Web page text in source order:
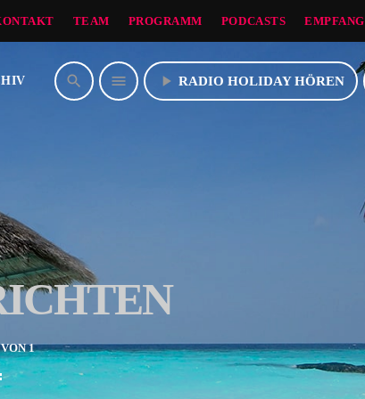
TEAM PROGRAMM PODCASTS EMPFANG
search menu play_arrow RADIO HOLIDAY HÖREN
1